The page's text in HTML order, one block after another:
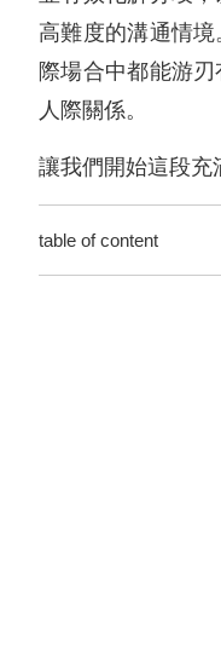
高難度的溝通情
際場合中都能游
人際關係。
讓我們開始這段充
table of content